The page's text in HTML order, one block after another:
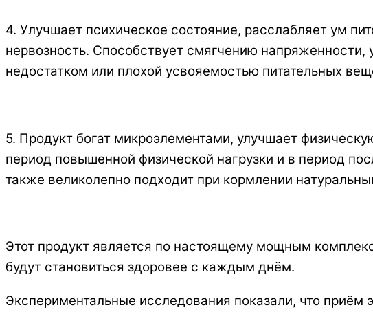
4. Улучшает психическое состояние, расслабляет ум
нервозность. Способствует смягчению
недостатком или плохой усвояемостью питательных
5. Продукт богат микроэлементами, улучшает
период повышенной физической нагрузки и в период
также великолепно подходит при кормлении
Этот продукт является по настоящему мощным
будут становиться здоровее с каждым днём.
Экспериментальные исследования показали, что